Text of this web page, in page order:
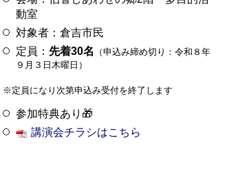
動室
対象者：倉吉市民
定員： 先着30名
（申込み締め切り：令和８年
９月３日木曜日）
※ 定員になり次第申込み受付を終了します
参加特典あり🎁
講演会チラシはこちら